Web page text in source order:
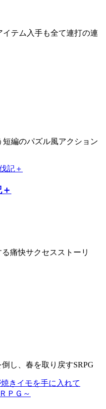
テム入手も全て連打の連
編のパズル風アクション
痛快サクセスストーリ
し、春を取り戻すSRPG